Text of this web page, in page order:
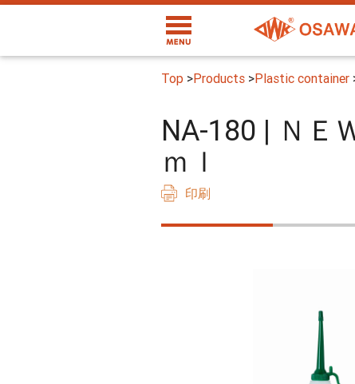
Top >Products >Plastic container
NA-180 | Ｎ
ｍｌ
印刷